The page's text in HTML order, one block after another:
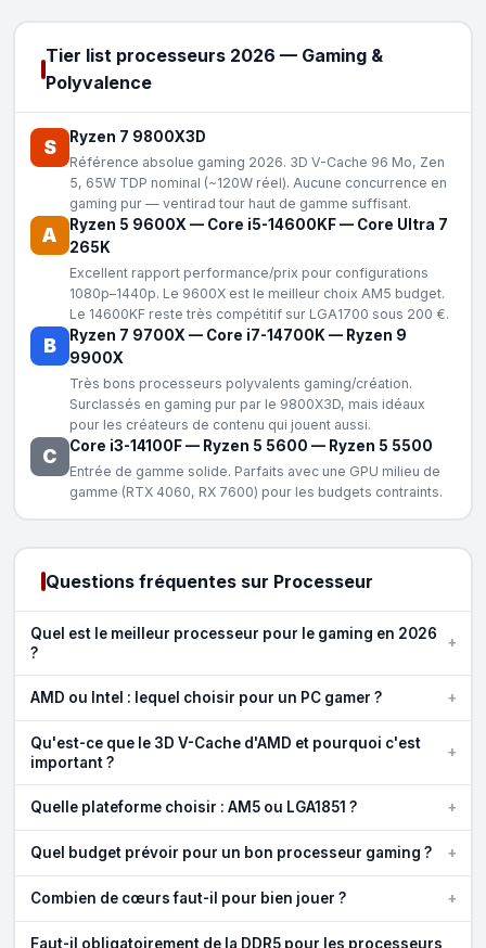
Tier list processeurs 2026 — Gaming &
Polyvalence
S Ryzen 7 9800X3D
Référence absolue gaming 2026. 3D V-Cache 96 Mo, Zen
5, 65W TDP nominal (~120W réel). Aucune concurrence en
gaming pur — ventirad tour haut de gamme suffisant.
A Ryzen 5 9600X — Core i5-14600KF— Core Ultra 7
265K
Excellent rapport performance/prix pour configurations
1080p–1440p. Le 9600X est le meilleur choix AM5 budget.
Le 14600KF reste très compétitif sur LGA1700 sous 200 €.
B Ryzen 7 9700X — Core i7-14700K — Ryzen 9
9900X
Très bons processeurs polyvalents gaming/création.
Surclassés en gaming pur par le 9800X3D, mais idéaux
pour les créateurs de contenu qui jouent aussi.
C Core i3-14100F— Ryzen 5 5600 — Ryzen 5 5500
Entrée de gamme solide. Parfaits avec une GPU milieu de
gamme (RTX 4060, RX 7600) pour les budgets contraints.
Questions fréquentes sur Processeur
Quel est le meilleur processeur pour le gaming en 2026
?
+
AMD ou Intel : lequel choisir pour un PC gamer ? +
Qu'est-ce que le 3D V-Cache d'AMD et pourquoi c'est
important ?
+
Quelle plateforme choisir : AM5 ou LGA1851 ? +
Quel budget prévoir pour un bon processeur gaming ? +
Combien de cœurs faut-il pour bien jouer ? +
Faut-il obligatoirement de la DDR5 pour les processeurs